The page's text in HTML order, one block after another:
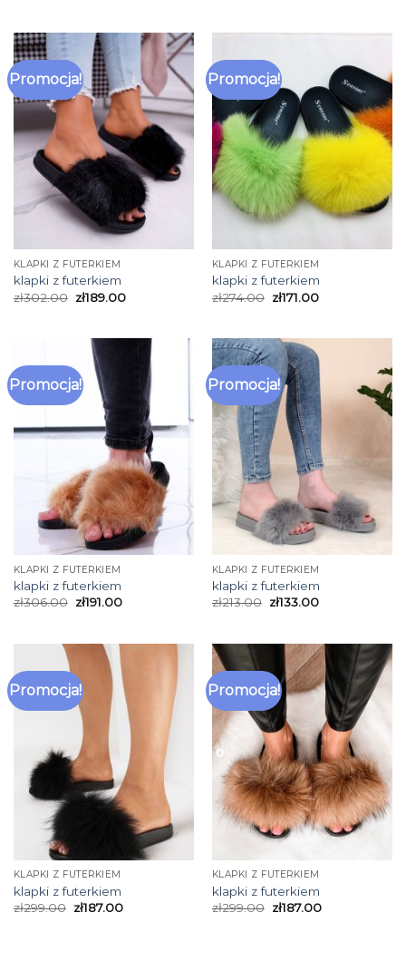
Promocja!
KLAPKI Z FUTERKIEM
klapki z futerkiem
zł302.00 zł189.00
Promocja!
KLAPKI Z FUTERKIEM
klapki z futerkiem
zł274.00 zł171.00
Promocja!
KLAPKI Z FUTERKIEM
klapki z futerkiem
zł306.00 zł191.00
Promocja!
KLAPKI Z FUTERKIEM
klapki z futerkiem
zł213.00 zł133.00
Promocja!
KLAPKI Z FUTERKIEM
klapki z futerkiem
zł299.00 zł187.00
Promocja!
KLAPKI Z FUTERKIEM
klapki z futerkiem
zł299.00 zł187.00